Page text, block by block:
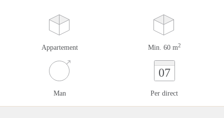
Appartement Min. 60 m2
Man
07
Per direct